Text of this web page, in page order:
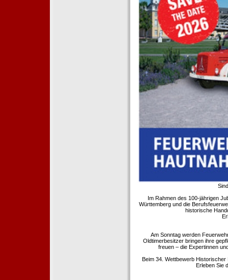
Im Rahmen des 100-jährigen
Württemberg und die
historische
Am Sonntag werden
Oldtimerbesitzer bringen ihre
freuen – die Expertinnen
Beim 34. Wettbewerb
Erleben Sie